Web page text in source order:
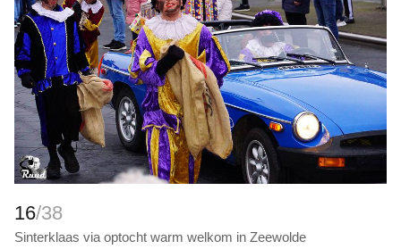
16/38
Sinterklaas via optocht warm welkom in Zeewolde